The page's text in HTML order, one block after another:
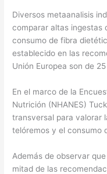
Diversos metaanalisis
comparar altas ingestas
consumo de fibra
establecido en las
Unión Europea son de
En el marco de la
Nutrición (NHANES)
transversal para valorar
telóremos y el consumo
Además de observar
mitad de las